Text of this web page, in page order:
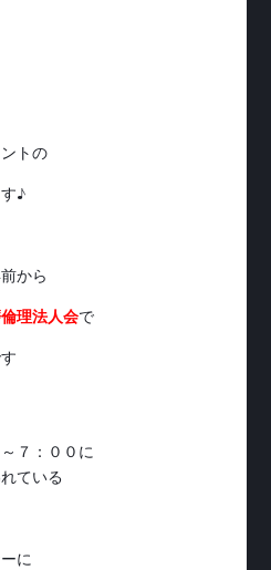
トの
♪
から
理法人会で
７：００に
ている
に